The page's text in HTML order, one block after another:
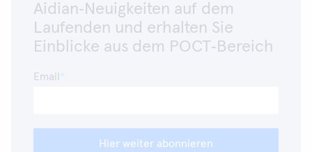
Aidian‑Neuigkeiten auf dem
Laufenden und erhalten Sie
Einblicke aus dem POCT‑Bereich
Email
Hier weiter abonnieren